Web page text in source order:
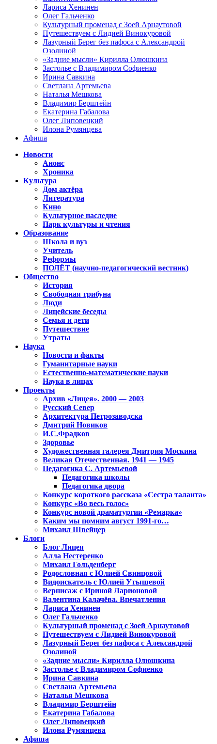
Лариса Хенинен
Олег Гальченко
Культурный променад с Зоей Арнаутовой
Путешествуем с Лидией Винокуровой
Лазурный Берег без пафоса с Александрой
Озолиной
«Задние мысли» Кирилла Олюшкина
Застолье с Владимиром Софиенко
Ирина Савкина
Светлана Артемьева
Наталья Мешкова
Владимир Берштейн
Екатерина Габалова
Олег Липовецкий
Илона Румянцева
Афиша
Новости
Анонс
Хроника
Культура
Дом актёра
Литература
Кино
Культурное наследие
Парк культуры и чтения
Образование
Школа и вуз
Учитель
Реформы
ПОЛЁТ (научно-педагогический вестник)
Общество
История
Свободная трибуна
Люди
Лицейские беседы
Семья и дети
Путешествие
Утраты
Наука
Новости и факты
Гуманитарные науки
Естественно-математические науки
Наука в лицах
Проекты
Архив «Лицея». 2000 — 2003
Русский Север
Архитектура Петрозаводска
Дмитрий Новиков
И.С.Фрадков
Здоровье
Художественная галерея Дмитрия Москина
Великая Отечественная. 1941 — 1945
Педагогика С. Артемьевой
Педагогика школы
Педагогика двора
Конкурс короткого рассказа «Сестра таланта»
Конкурс «Во весь голос»
Конкурс новой драматургии «Ремарка»
Каким мы помним август 1991-го…
Михаил Швейцер
Блоги
Блог Лицея
Алла Нестеренко
Михаил Гольденберг
Родословная с Юлией Свинцовой
Видоискатель с Юлией Утышевой
Вернисаж с Ириной Ларионовой
Валентина Калачёва. Впечатления
Лариса Хенинен
Олег Гальченко
Культурный променад с Зоей Арнаутовой
Путешествуем с Лидией Винокуровой
Лазурный Берег без пафоса с Александрой
Озолиной
«Задние мысли» Кирилла Олюшкина
Застолье с Владимиром Софиенко
Ирина Савкина
Светлана Артемьева
Наталья Мешкова
Владимир Берштейн
Екатерина Габалова
Олег Липовецкий
Илона Румянцева
Афиша